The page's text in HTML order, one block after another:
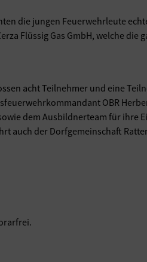
die jungen Feuerwehrleute
Flüssig Gas GmbH, welche
acht Teilnehmer und eine
OBR
dem Ausbildnerteam für ihre
auch der Dorfgemeinschaft